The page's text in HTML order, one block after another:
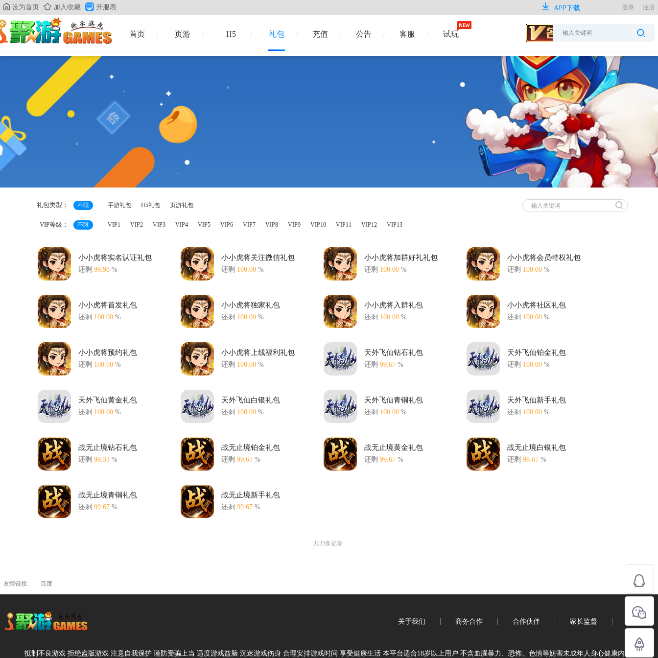
设为首页 加入收藏 开服表 APP下载 登录 注册
首页 H5
页游 礼包 充值 公告 客服 试玩
礼包类型： 不限 手游礼包 H5礼包 页游礼包
VIP等级： 不限 VIP1 VIP2 VIP3 VIP4 VIP5 VIP6 VIP7 VIP8 VIP9 VIP10 VIP11 VIP12 VIP13
小小虎将实名认证礼包
还剩 99.98 %
小小虎将关注微信礼包
还剩 100.00 %
小小虎将加群好礼礼包
还剩 100.00 %
小小虎将会员特权礼包
还剩 100.00 %
小小虎将首发礼包
还剩 100.00 %
小小虎将独家礼包
还剩 100.00 %
小小虎将入群礼包
还剩 100.00 %
小小虎将社区礼包
还剩 100.00 %
小小虎将预约礼包
还剩 100.00 %
小小虎将上线福利礼包
还剩 100.00 %
天外飞仙钻石礼包
还剩 99.67 %
天外飞仙铂金礼包
还剩 100.00 %
天外飞仙黄金礼包
还剩 100.00 %
天外飞仙白银礼包
还剩 100.00 %
天外飞仙青铜礼包
还剩 100.00 %
天外飞仙新手礼包
还剩 100.00 %
战无止境钻石礼包
还剩 99.33 %
战无止境铂金礼包
还剩 99.67 %
战无止境黄金礼包
还剩 99.67 %
战无止境白银礼包
还剩 99.67 %
战无止境青铜礼包
还剩 99.67 %
战无止境新手礼包
还剩 99.67 %
共22条记录
友情链接: 百度
关于我们 商务合作 合作伙伴 家长监督 企业招聘
抵制不良游戏 拒绝盗版游戏 注意自我保护 谨防受骗上当 适度游戏益脑 沉迷游戏伤身 合理安排游戏时间 享受健康生活 本平台适合18岁以上用户 不含血腥暴力、恐怖、色情等妨害未成年人身心健康内容